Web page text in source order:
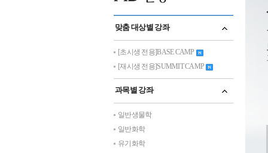
맞춤 대상별 강좌
[초시생 전용]BASE CAMP
[재시생 전용]SUMMIT CAMP
과목별 강좌
일반생물학
일반화학
유기화학